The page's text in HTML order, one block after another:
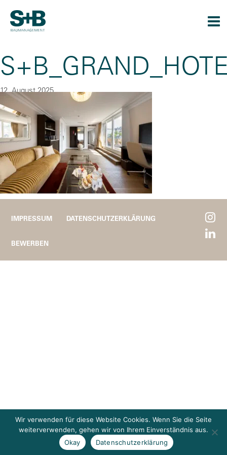
12. August 2025
IMPRESSUM DATENSCHUTZERKLÄRUNG
BEWERBEN
Wir verwenden für diese Website Cookies. Wenn Sie die Seite
weiterverwenden, gehen wir von Ihrem Einverständnis aus.
Okay
Datenschutzerklärung